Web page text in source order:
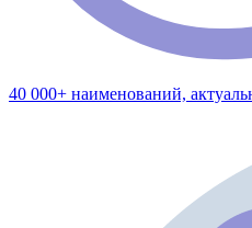
40 000+ наименований,